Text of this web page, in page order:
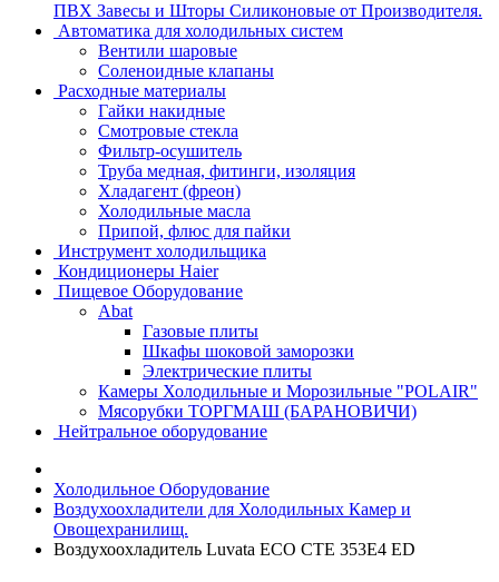
ПВХ Завесы и Шторы Силиконовые от Производителя.
Автоматика для холодильных систем
Вентили шаровые
Соленоидные клапаны
Расходные материалы
Гайки накидные
Смотровые стекла
Фильтр-осушитель
Труба медная, фитинги, изоляция
Хладагент (фреон)
Холодильные масла
Припой, флюс для пайки
Инструмент холодильщика
Кондиционеры Haier
Пищевое Оборудование
Abat
Газовые плиты
Шкафы шоковой заморозки
Электрические плиты
Камеры Холодильные и Морозильные "POLAIR"
Мясорубки ТОРГМАШ (БАРАНОВИЧИ)
Нейтральное оборудование
Холодильное Оборудование
Воздухоохладители для Холодильных Камер и
Овощехранилищ.
Воздухоохладитель Luvata ECO CTE 353E4 ED